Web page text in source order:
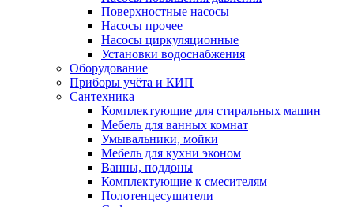
Поверхностные насосы
Насосы прочее
Насосы циркуляционные
Установки водоснабжения
Оборудование
Приборы учёта и КИП
Сантехника
Комплектующие для стиральных машин
Мебель для ванных комнат
Умывальники, мойки
Мебель для кухни эконом
Ванны, поддоны
Комплектующие к смесителям
Полотенцесушители